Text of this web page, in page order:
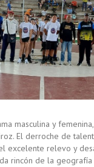
masculina y
El derroche de
excelente relevo y
rincón de la geografía